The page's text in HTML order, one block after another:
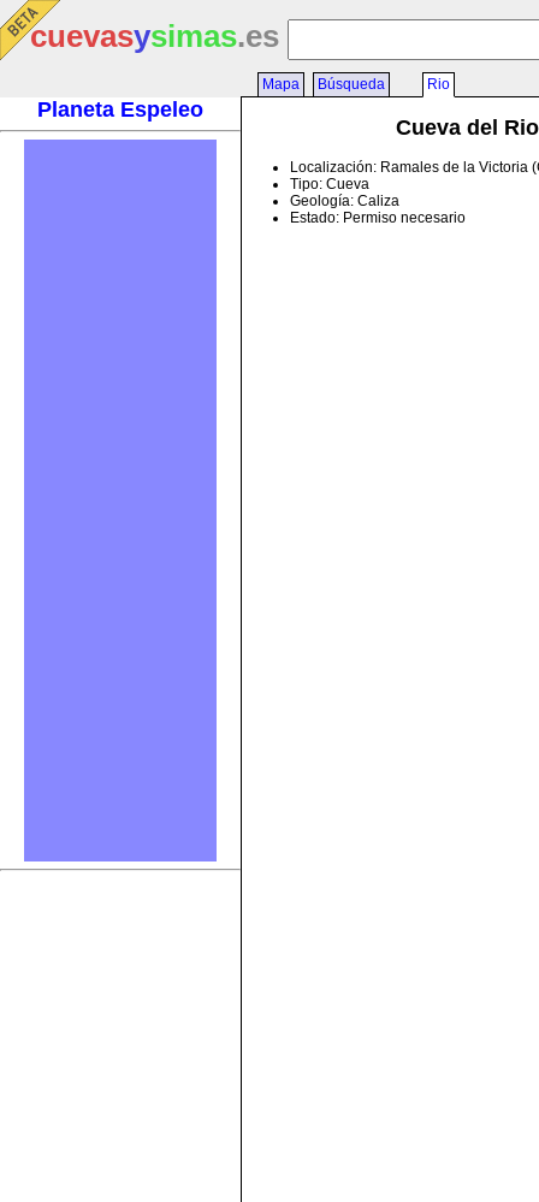
cuevasysimas.es
Planeta Espeleo
Mapa Búsqueda Rio
Cueva del Rio
Localización: Ramales de la Victoria
Tipo: Cueva
Geología: Caliza
Estado: Permiso necesario